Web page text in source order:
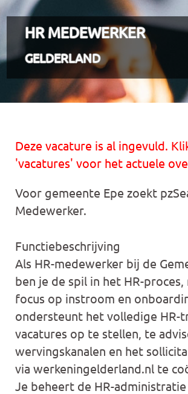
HR MEDEWERKER
GELDERLAND
Deze vacature is al ingevuld.
'vacatures' voor het actuele
Voor gemeente Epe zoekt
Medewerker.
Functiebeschrijving
Als HR-medewerker bij de
ben je de spil in het HR-proces,
focus op instroom en
ondersteunt het volledige HR-
vacatures op te stellen, te
wervingskanalen en het
via werkeningelderland.nl te
Je beheert de HR-